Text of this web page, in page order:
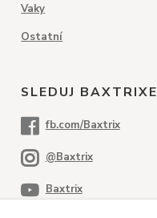
Vaky
Ostatní
SLEDUJ BAXTRIXE